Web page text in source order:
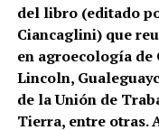
del libro (editado
Ciancaglini) que
en agroecología de
Lincoln,
de la Unión de
Tierra, entre otras.